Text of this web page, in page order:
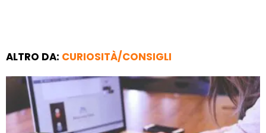
ALTRO DA: CURIOSITÀ/CONSIGLI